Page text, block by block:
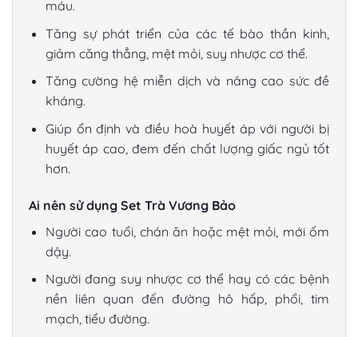
máu.
Tăng sự phát triển của các tế bào thần kinh,
giảm căng thẳng, mệt mỏi, suy nhược cơ thể.
Tăng cường hệ miễn dịch và nâng cao sức đề
kháng.
Giúp ổn định và điều hoà huyết áp với người bị
huyết áp cao, đem đến chất lượng giấc ngủ tốt
hơn.
Ai nên sử dụng Set Trà Vương Bảo
Người cao tuổi, chán ăn hoặc mệt mỏi, mới ốm
dậy.
Người đang suy nhược cơ thể hay có các bệnh
nền liên quan đến đường hô hấp, phổi, tim
mạch, tiểu đường.